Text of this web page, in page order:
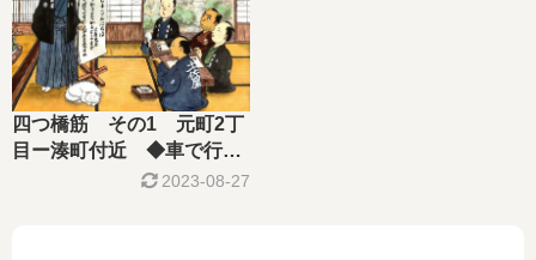
四つ橋筋 その1 元町2丁
目ー湊町付近 ◆車で行こ
2023-08-27